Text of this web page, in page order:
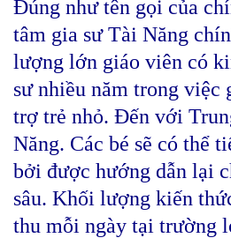
Đúng như tên gọi của
tâm gia sư Tài Năng
lượng lớn giáo viên có
sư nhiều năm trong việc
trợ trẻ nhỏ. Đến với
Năng. Các bé sẽ có thể
bởi được hướng dẫn lại
sâu. Khối lượng kiến
thu mỗi ngày tại trường